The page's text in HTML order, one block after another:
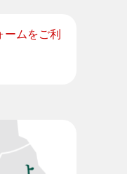
ームをご利